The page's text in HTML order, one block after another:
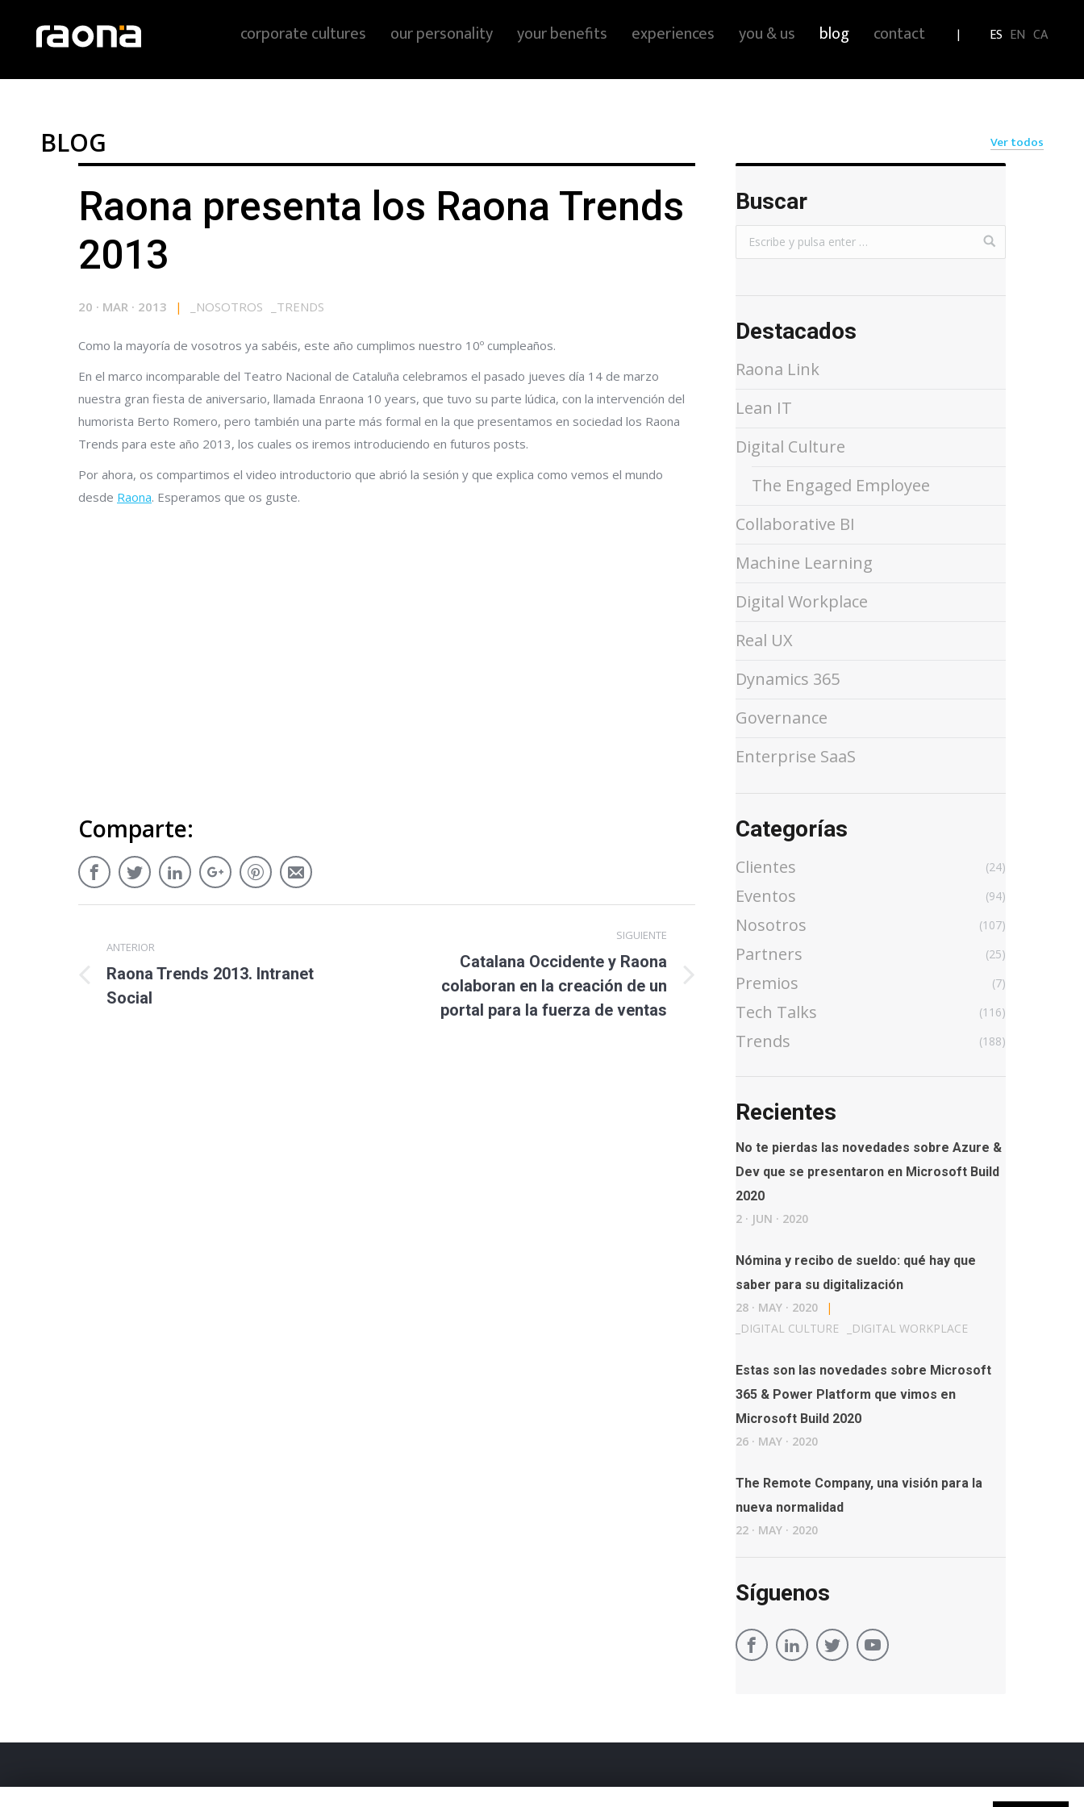
ES EN CA
corporate cultures our personality your benefits experiences you & us blog contact
BLOG Ver todos
Raona presenta los Raona Trends
2013
20 · MAR · 2013 | NOSOTROS TRENDS
Como la mayoría de vosotros ya sabéis, este año cumplimos nuestro 10º cumpleaños.
En el marco incomparable del Teatro Nacional de Cataluña celebramos el pasado jueves día 14 de marzo
nuestra gran fiesta de aniversario, llamada Enraona 10 years, que tuvo su parte lúdica, con la intervención del
humorista Berto Romero, pero también una parte más formal en la que presentamos en sociedad los Raona
Trends para este año 2013, los cuales os iremos introduciendo en futuros posts.
Por ahora, os compartimos el video introductorio que abrió la sesión y que explica como vemos el mundo
desde Raona. Esperamos que os guste.
Comparte:
ANTERIOR
Raona Trends 2013. Intranet
Social
SIGUIENTE
Catalana Occidente y Raona
colaboran en la creación de un
portal para la fuerza de ventas
Buscar
Destacados
Raona Link
Lean IT
Digital Culture
The Engaged Employee
Collaborative BI
Machine Learning
Digital Workplace
Real UX
Dynamics 365
Governance
Enterprise SaaS
Categorías
Clientes (24)
Eventos (94)
Nosotros (107)
Partners (25)
Premios (7)
Tech Talks (116)
Trends (188)
Recientes
No te pierdas las novedades sobre Azure &
Dev que se presentaron en Microsoft Build
2020
2 · JUN · 2020
Nómina y recibo de sueldo: qué hay que
saber para su digitalización
28 · MAY · 2020
|
DIGITAL CULTURE DIGITAL WORKPLACE
Estas son las novedades sobre Microsoft
365 & Power Platform que vimos en
Microsoft Build 2020
26 · MAY · 2020
The Remote Company, una visión para la
nueva normalidad
22 · MAY · 2020
Síguenos